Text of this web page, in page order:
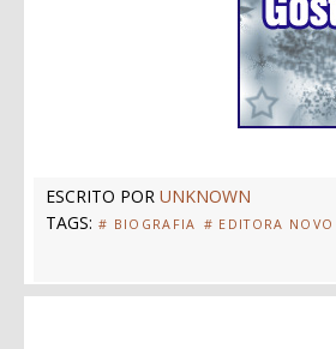
ESCRITO POR UNKNOWN
TAGS: # BIOGRAFIA # EDITORA NOVO